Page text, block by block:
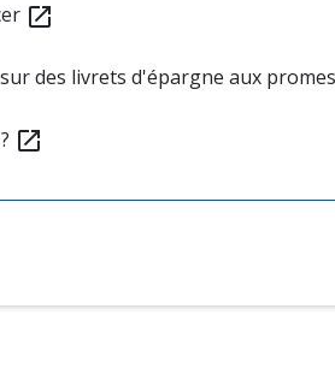
open_in_new
des livrets d'épargne aux
open_in_new